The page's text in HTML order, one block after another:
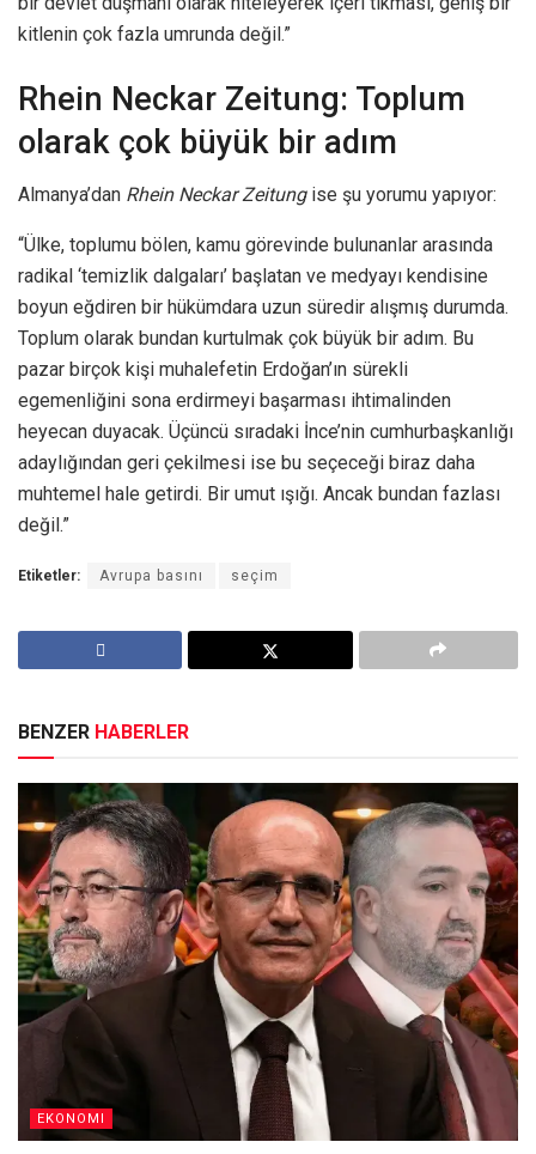
kitlenin çok fazla umrunda değil.”
Rhein Neckar Zeitung: Toplum
olarak çok büyük bir adım
Almanya’dan Rhein Neckar Zeitungise şu yorumu yapıyor:
“Ülke, toplumu bölen, kamu görevinde bulunanlar arasında
radikal ‘temizlik dalgaları’ başlatan ve medyayı kendisine
boyun eğdiren bir hükümdara uzun süredir alışmış durumda.
Toplum olarak bundan kurtulmak çok büyük bir adım. Bu
pazar birçok kişi muhalefetin Erdoğan’ın sürekli
egemenliğini sona erdirmeyi başarması ihtimalinden
heyecan duyacak. Üçüncü sıradaki İnce’nin cumhurbaşkanlığı
adaylığından geri çekilmesi ise bu seçeceği biraz daha
muhtemel hale getirdi. Bir umut ışığı. Ancak bundan fazlası
değil.”
Etiketler: Avrupa basını seçim
BENZER HABERLER
EKONOMI